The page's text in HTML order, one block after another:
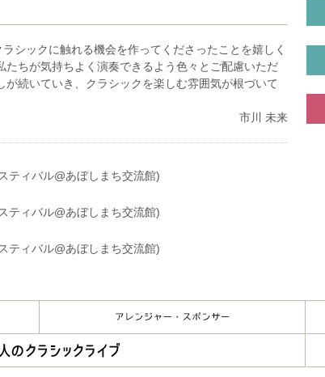
日本酒唎酒師の資格を保有しており、日本酒とクラシ
処」を開催し、両方のフィールドを熱くしている。同
蔵」にてインターン生として経験を積んでいる。
。
にて吉松隆のピアノ協奏曲「メモ・フローラ」ソリ
楽コンクール」プロフェッショナル部門にて第3位受
」ピアニスト
第2ヴァイオリン副首席奏者の高橋宗久氏のリサイタル
楽団チェロ奏者の庄司拓氏のリサイタルにて共演
シックに触れる機会を作ってくださったことを嬉しく
ちが気持ちよく演奏できるよう色々とご配慮いただ
続いていき、クラシックを楽しむ雰囲気が根づいて
市川 未来